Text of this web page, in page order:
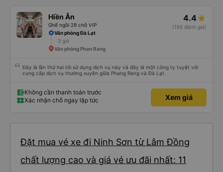
Hiền Ân
Ghế ngồi 29 chỗ VIP
4.4
(155 đánh giá)
Văn phòng Đà Lạt
3 giờ
Văn phòng Phan Rang
Đây là lần thứ hai tôi sử dụng dịch vụ này và đây là một công ty tuyệt vời
cung cấp dịch vụ thường xuyên giữa Phang Rang và Đà Lạt.
Không cần thanh toán trước
Xác nhận chỗ ngay lập tức
Xem giá
Đặt mua vé xe đi Ninh Sơn từ Lâm Đồng
chất lượng cao và giá vé ưu đãi nhất: 11